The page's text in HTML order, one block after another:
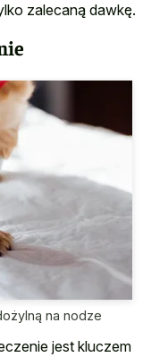
zalecaną dawkę.
na nodze
jest kluczem